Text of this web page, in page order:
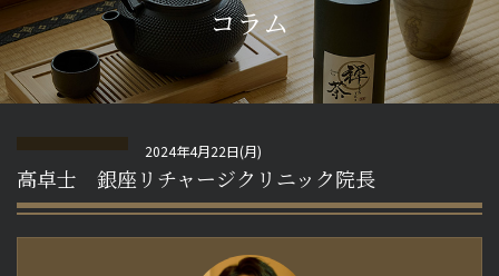
整える哲学
茶瞑想とは
コラム
メールマガジン
コラム
2024年4月22日(月)
高卓士 銀座リチャージクリニック院長